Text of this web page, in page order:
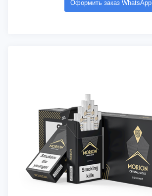
Оформить заказ WhatsApp